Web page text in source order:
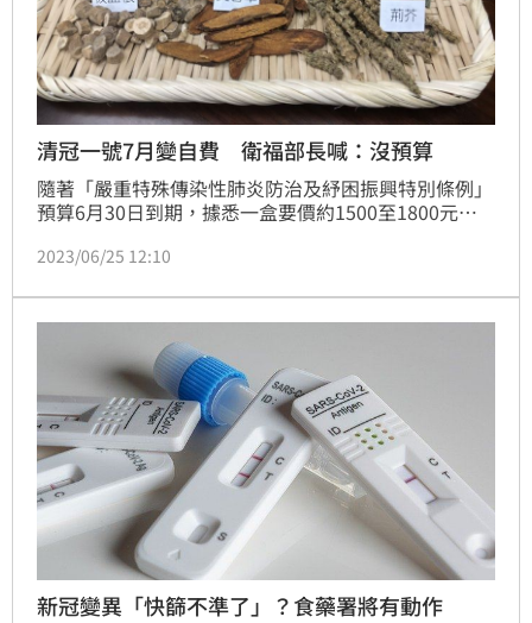
清冠一號7月變自費 衛福部長喊：沒預算
隨著「嚴重特殊傳染性肺炎防治及紓困振興特別條例」
預算6月30日到期，據悉一盒要價約1500至1800元的
筆補助大學及高中學費花上百億，前衛生署長楊志良認
證實清冠一號公費補助方案只到6月底，7月1日起有需
求將回給自費；目前有2家藥廠有意願申請正式藥證，
待提計畫後將補助進行三期臨床試驗。（記者：簡浩
2023/06/25 12:10
新冠變異「快篩不準了」？食藥署將有動作